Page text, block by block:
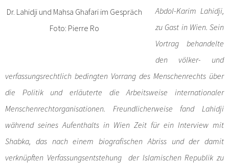
Dr. Lahidji und Mahsa Ghafari im Gespräch
Foto: Pierre Ro
Abdol-Karim Lahidji,
zu Gast in Wien. Sein
Vortrag behandelte
den völker- und
verfassungsrechtlich bedingten Vorrang des Menschenrechts über
die Politik und erläuterte die Arbeitsweise internationaler
Menschenrechtorganisationen. Freundlicherweise fand Lahidji
während seines Aufenthalts in Wien Zeit für ein Interview mit
Shabka, das nach einem biografischen Abriss und der damit
verknüpften Verfassungsentstehung der Islamischen Republik zu